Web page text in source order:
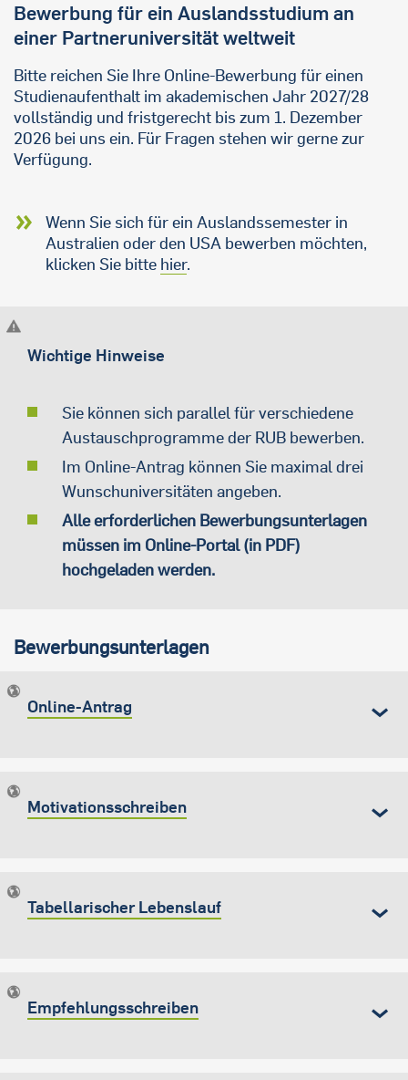
Bewerbung für ein Auslandsstudium an
einer Partneruniversität weltweit
Bitte reichen Sie Ihre Online-Bewerbung für einen
Studienaufenthalt im akademischen Jahr 2027/28
vollständig und fristgerecht bis zum 1. Dezember
2026 bei uns ein. Für Fragen stehen wir gerne zur
Verfügung.
Wenn Sie sich für ein Auslandssemester in
Australien oder den USA bewerben möchten,
klicken Sie bitte hier.
Wichtige Hinweise
Sie können sich parallel für verschiedene
Austauschprogramme der RUB bewerben.
Im Online-Antrag können Sie maximal drei
Wunschuniversitäten angeben.
Alle erforderlichen Bewerbungsunterlagen
müssen im Online-Portal (in PDF)
hochgeladen werden.
Bewerbungsunterlagen
Online-Antrag
Motivationsschreiben
Tabellarischer Lebenslauf
Empfehlungsschreiben